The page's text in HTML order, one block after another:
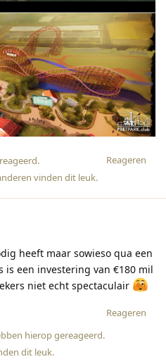
Reageren
.
vinden dit leuk.
heeft maar sowieso qua een
is een investering van €180 mil
niet echt spectaculair
Reageren
hierop gereageerd.
dit leuk.